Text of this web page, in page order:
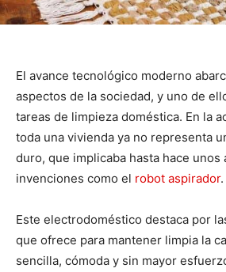
El avance tecnológico moderno
aspectos de la sociedad, y uno de
tareas de limpieza doméstica. En la
toda una vivienda ya no representa
duro, que implicaba hasta hace unos
invenciones como el robot aspirador.
Este electrodoméstico destaca por
que ofrece para mantener limpia la
sencilla, cómoda y sin mayor